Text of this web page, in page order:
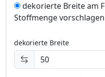
dekorierte Breite am
Stoffmenge
dekorierte Breite